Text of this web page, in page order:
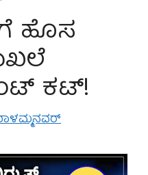
ಹೊಸ
ಕಟ್!